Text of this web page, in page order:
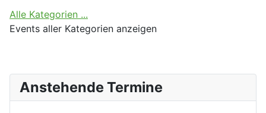
Anstehende Termine
Alle Kategorien ...
Events aller Kategorien anzeigen